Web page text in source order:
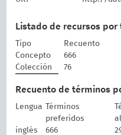
Listado de recursos por
Tipo
Recuento
Concepto
666
Colección
76
Recuento de términos
Lengua
Términos
preferidos
inglés
666